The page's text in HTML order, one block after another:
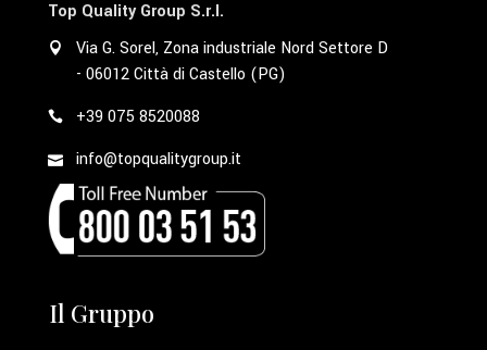
Top Quality Group S.r.l.
Via G. Sorel, Zona industriale Nord Settore D
- 06012 Città di Castello (PG)
+39 075 8520088
info@topqualitygroup.it
Il Gruppo